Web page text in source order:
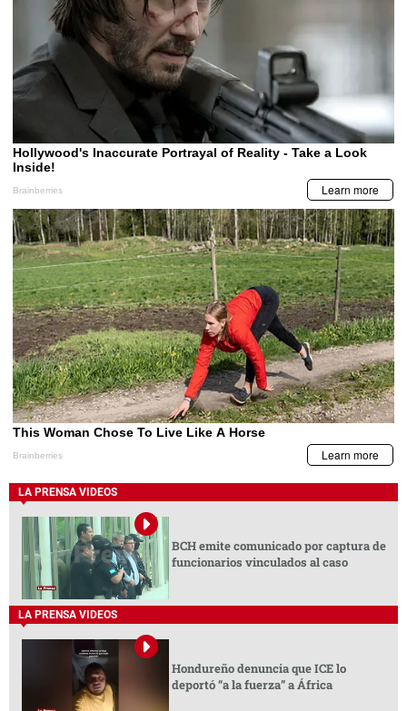
LA PRENSA VIDEOS
BCH emite comunicado por captura de
funcionarios vinculados al caso
LA PRENSA VIDEOS
Hondureño denuncia que ICE lo
deportó “a la fuerza” a África